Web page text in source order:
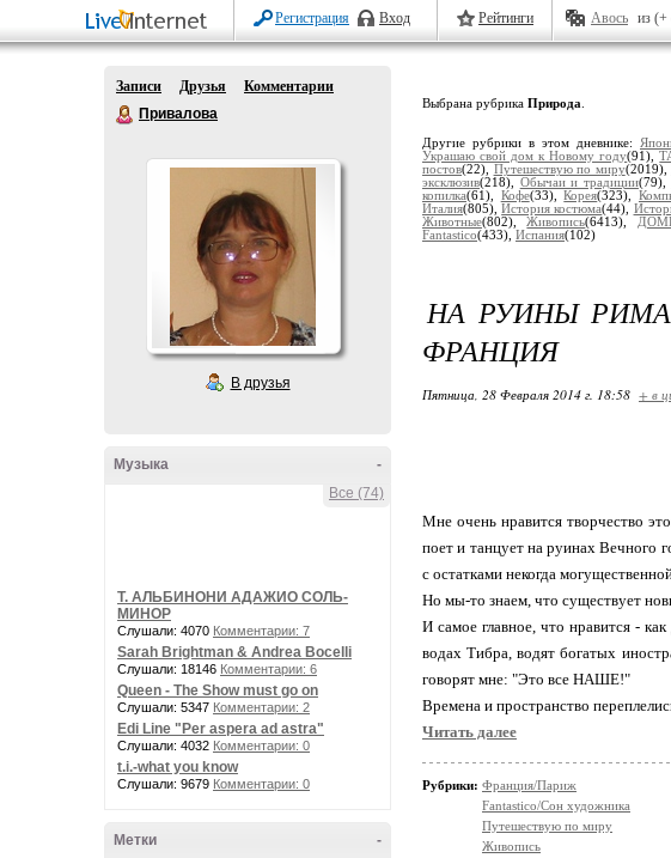
Регистрация Вход Рейтинги Авось из (+
Записи Друзья
Комментарии
Привалова
В друзья
-
Музыка
Все (74)
Т. АЛЬБИНОНИ АДАЖИО СОЛЬ-
МИНОР
Слушали: 4070 Комментарии: 7
Sarah Brightman & Andrea Bocelli
Слушали: 18146 Комментарии: 6
Queen - The Show must go on
Слушали: 5347 Комментарии: 2
Edi Line "Per aspera ad astra"
Слушали: 4032 Комментарии: 0
t.i.-what you know
Слушали: 9679 Комментарии: 0
-
Метки
Выбрана рубрика Природа
Другие рубрики в этом дневнике:
Украшаю свой дом к Новому году(91),
постов(22), Путешествую по миру(2019),
эксклюзив(218), Обычаи и традиции(79),
копилка(61), Кофе(33),Корея(323),
Италия(805),История костюма(44),
Животные(802),Живопись(6413),
Fantastico(433), Испания(102)
НА РУИНЫ РИМА!
ФРАНЦИЯ
Пятница, 28 Февраля 2014 г. 18:58 + в
Мне очень нравится творчество
поет и танцует на руинах Вечного
с остатками некогда
Но мы-то знаем, что существует
И самое главное, что нравится -
водах Тибра, водят богатых
говорят мне: "Это все НАШЕ!"
Времена и пространство
Читать далее
Рубрики: Франция/Париж
Fantastico/Сон художника
Путешествую по миру
Живопись